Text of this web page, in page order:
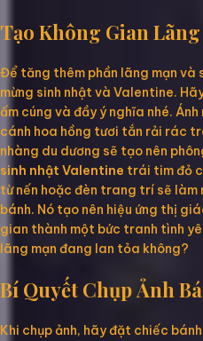
Tạo Không Gian
Để tăng thêm phần lãng mạn
mừng sinh nhật và Valentine.
ấm cúng và đầy ý nghĩa nhé.
cánh hoa hồng tươi tắn rải rác
nhàng du dương sẽ tạo nên
sinh nhật Valentine trái tim đỏ
từ nến hoặc đèn trang trí sẽ làm
bánh. Nó tạo nên hiệu ứng thị
gian thành một bức tranh tình
lãng mạn đang lan tỏa không?
Bí Quyết Chụp Ảnh
Khi chụp ảnh, hãy đặt chiếc